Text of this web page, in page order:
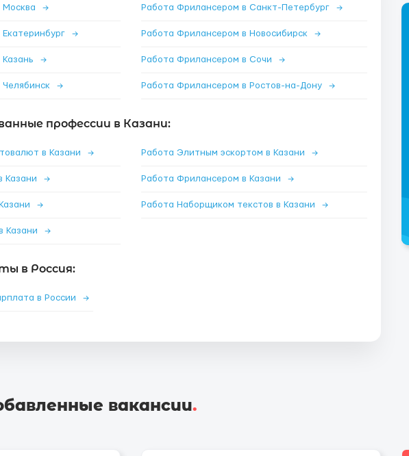
Москва → Работа Фрилансером в Санкт-Петербург →
→ Работа Фрилансером в Новосибирск →
→ Работа Фрилансером в Сочи →
→ Работа Фрилансером в Ростов-на-Дону →
профессии в Казани:
в Казани → Работа Элитным эскортом в Казани →
Казани → Работа Фрилансером в Казани →
→ Работа Наборщиком текстов в Казани →
Казани →
в Россия:
в России →
вакансии.